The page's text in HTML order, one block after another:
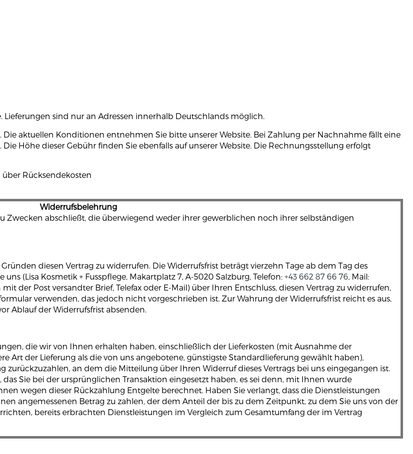
Lieferungen sind nur an Adressen innerhalb Deutschlands möglich.
aktuellen Konditionen entnehmen Sie bitte unserer Website. Bei Zahlung per Nachnahme fällt eine
Höhe dieser Gebühr finden Sie ebenfalls auf unserer Website. Die Rechnungsstellung erfolgt
über Rücksendekosten
Widerrufsbelehrung
Zwecken abschließt, die überwiegend weder ihrer gewerblichen noch ihrer selbständigen
diesen Vertrag zu widerrufen. Die Widerrufsfrist beträgt vierzehn Tage ab dem Tag des
(Lisa Kosmetik + Fusspflege, Makartplatz 7, A-5020 Salzburg, Telefon: +43 662 87 66 76, Mail:
der Post versandter Brief, Telefax oder E-Mail) über Ihren Entschluss, diesen Vertrag zu widerrufen,
verwenden, das jedoch nicht vorgeschrieben ist. Zur Wahrung der Widerrufsfrist reicht es aus,
Ablauf der Widerrufsfrist absenden.
die wir von Ihnen erhalten haben, einschließlich der Lieferkosten (mit Ausnahme der
Art der Lieferung als die von uns angebotene, günstigste Standardlieferung gewählt haben),
an dem die Mitteilung über Ihren Widerruf dieses Vertrags bei uns eingegangen ist.
Sie bei der ursprünglichen Transaktion eingesetzt haben, es sei denn, mit Ihnen wurde
wegen dieser Rückzahlung Entgelte berechnet. Haben Sie verlangt, dass die Dienstleistungen
angemessenen Betrag zu zahlen, der dem Anteil der bis zu dem Zeitpunkt, zu dem Sie uns von der
bereits erbrachten Dienstleistungen im Vergleich zum Gesamtumfang der im Vertrag